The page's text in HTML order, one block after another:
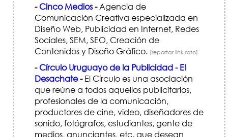
-Cinco Medios-Agencia de
Comunicación Creativa especializada en
Diseño Web, Publicidad en Internet, Redes
Sociales, SEM, SEO, Creación de
Contenidos y Diseño Gráfico. [reportar link roto]
-Círculo Uruguayo de la Publicidad - El
Desachate-El Círculo es una asociación
que reúne a todos aquellos publicitarios,
profesionales de la comunicación,
productores de cine, video, diseñadores de
sonido, fotógrafos, estudiantes, gente de
medios, anunciantes, etc. que desean